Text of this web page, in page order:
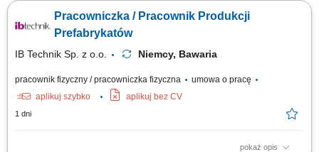
wymaganiami produkcji. Udział w procesie betonowania i obróbki
świeżego betonu. Kontrola jakości wykonywanych prac. Utrzymywanie
Pracowniczka / Pracownik Produkcji
Prefabrykatów
IB Technik Sp. z o.o. Niemcy, Bawaria
pracownik fizyczny / pracowniczka fizyczna
umowa o pracę
aplikuj szybko
aplikuj bez CV
1 dni
pokaż opis